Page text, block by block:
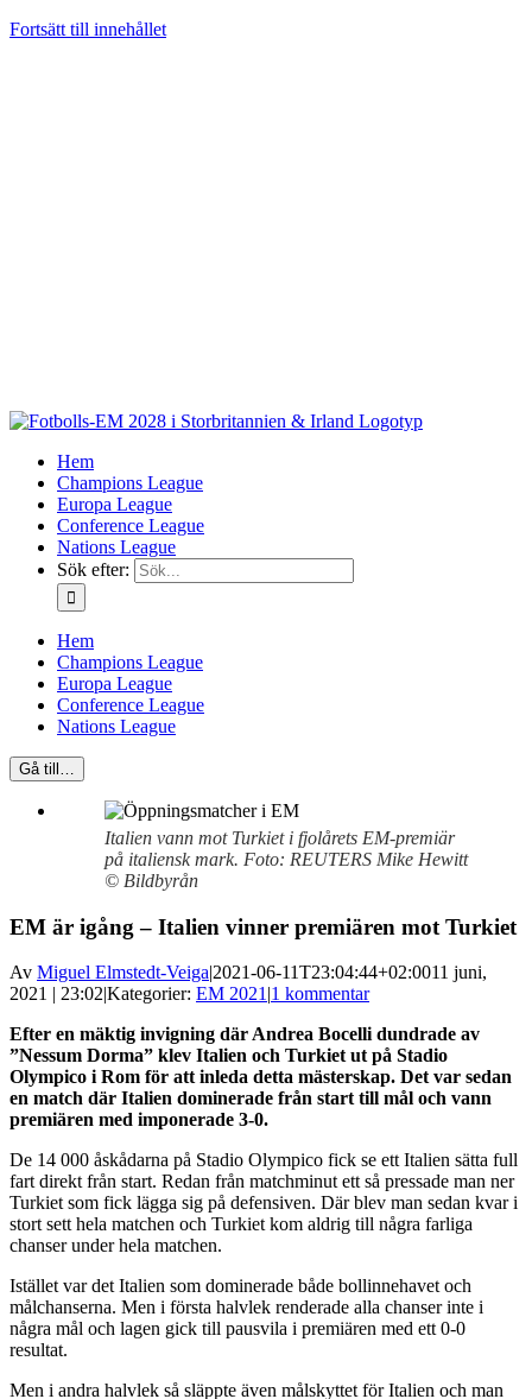
Fortsätt till innehållet
Hem
Champions League
Europa League
Conference League
Nations League
Sök efter:
Hem
Champions League
Europa League
Conference League
Nations League
Gå till…
Italien vann mot Turkiet i fjolårets EM-premiär
på italiensk mark. Foto: REUTERS Mike Hewitt
© Bildbyrån
EM är igång – Italien vinner premiären mot Turkiet
Av Miguel Elmstedt-Veiga|2021-06-11T23:04:44+02:0011 juni,
2021 | 23:02|Kategorier: EM 2021|1 kommentar
Efter en mäktig invigning där Andrea Bocelli dundrade av
”Nessum Dorma” klev Italien och Turkiet ut på Stadio
Olympico i Rom för att inleda detta mästerskap. Det var sedan
en match där Italien dominerade från start till mål och vann
premiären med imponerade 3-0.
De 14 000 åskådarna på Stadio Olympico fick se ett Italien sätta full
fart direkt från start. Redan från matchminut ett så pressade man ner
Turkiet som fick lägga sig på defensiven. Där blev man sedan kvar i
stort sett hela matchen och Turkiet kom aldrig till några farliga
chanser under hela matchen.
Istället var det Italien som dominerade både bollinnehavet och
målchanserna. Men i första halvlek renderade alla chanser inte i
några mål och lagen gick till pausvila i premiären med ett 0-0
resultat.
Men i andra halvlek så släppte även målskyttet för Italien och man